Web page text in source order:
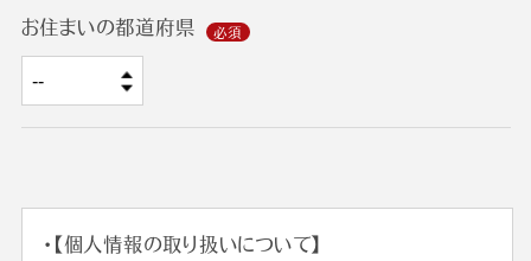
お住まいの都道府県
・【個人情報の取り扱いについて】